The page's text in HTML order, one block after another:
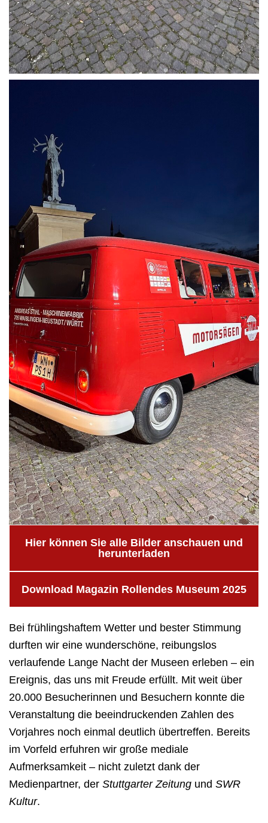
Hier können Sie alle Bilder anschauen und
herunterladen
Download Magazin Rollendes Museum 2025
Bei frühlingshaftem Wetter und bester Stimmung
durften wir eine wunderschöne, reibungslos
verlaufende Lange Nacht der Museen erleben – ein
Ereignis, das uns mit Freude erfüllt. Mit weit über
20.000 Besucherinnen und Besuchern konnte die
Veranstaltung die beeindruckenden Zahlen des
Vorjahres noch einmal deutlich übertreffen. Bereits
im Vorfeld erfuhren wir große mediale
Aufmerksamkeit – nicht zuletzt dank der
Medienpartner, der Stuttgarter Zeitung und SWR
Kultur.